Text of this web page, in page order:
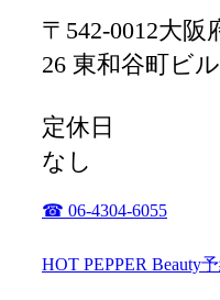
〒542-0012大
26 東和谷町ビ
定休日
なし
☎ 06-4304-6055
HOT PEPPER Beauty